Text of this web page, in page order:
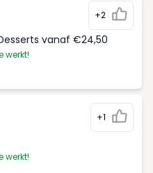
+2
vanaf €24,50
werkt!
+1
werkt!